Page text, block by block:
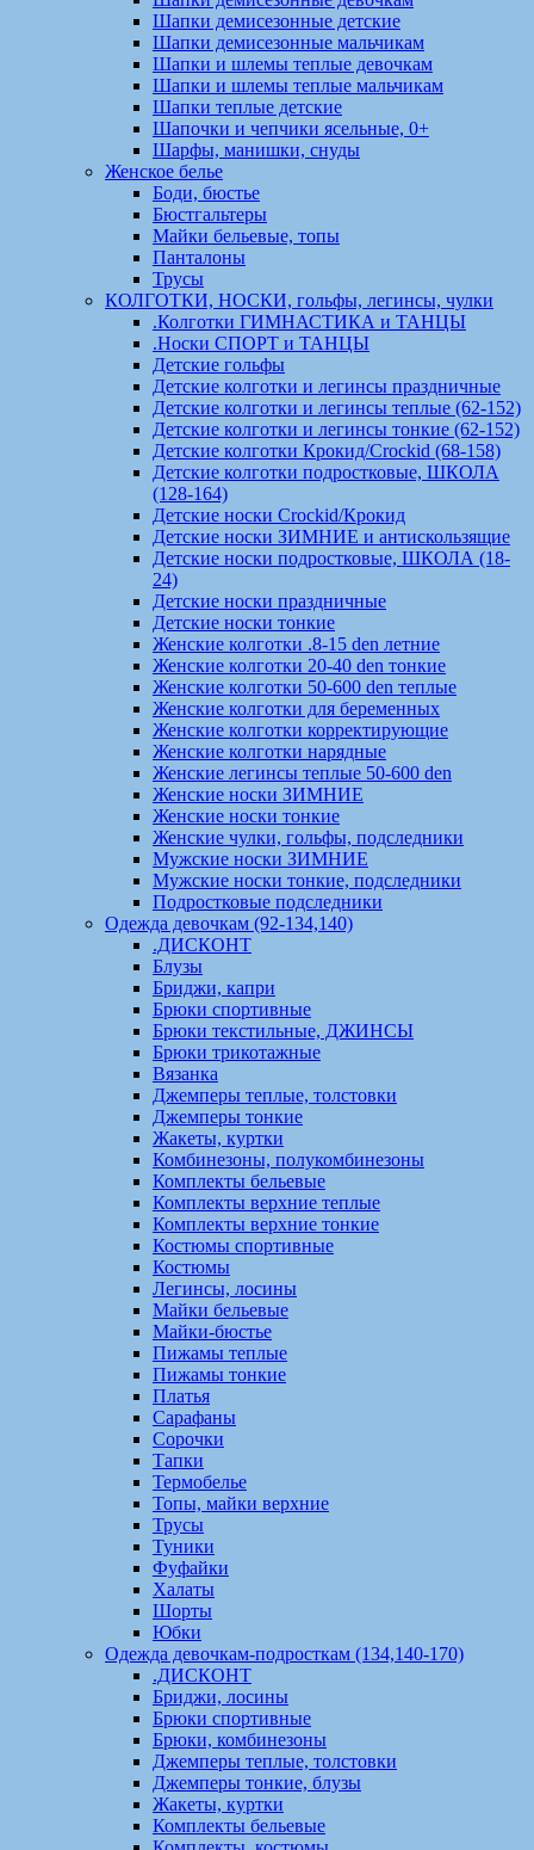
Шапки демисезонные детские
Шапки демисезонные мальчикам
Шапки и шлемы теплые девочкам
Шапки и шлемы теплые мальчикам
Шапки теплые детские
Шапочки и чепчики ясельные, 0+
Шарфы, манишки, снуды
Женское белье
Боди, бюстье
Бюстгальтеры
Майки бельевые, топы
Панталоны
Трусы
КОЛГОТКИ, НОСКИ, гольфы, легинсы, чулки
.Колготки ГИМНАСТИКА и ТАНЦЫ
.Носки СПОРТ и ТАНЦЫ
Детские гольфы
Детские колготки и легинсы праздничные
Детские колготки и легинсы теплые (62-152)
Детские колготки и легинсы тонкие (62-152)
Детские колготки Крокид/Crockid (68-158)
Детские колготки подростковые, ШКОЛА
(128-164)
Детские носки Crockid/Крокид
Детские носки ЗИМНИЕ и антискользящие
Детские носки подростковые, ШКОЛА (18-
24)
Детские носки праздничные
Детские носки тонкие
Женские колготки .8-15 den летние
Женские колготки 20-40 den тонкие
Женские колготки 50-600 den теплые
Женские колготки для беременных
Женские колготки корректирующие
Женские колготки нарядные
Женские легинсы теплые 50-600 den
Женские носки ЗИМНИЕ
Женские носки тонкие
Женские чулки, гольфы, подследники
Мужские носки ЗИМНИЕ
Мужские носки тонкие, подследники
Подростковые подследники
Одежда девочкам (92-134,140)
.ДИСКОНТ
Блузы
Бриджи, капри
Брюки спортивные
Брюки текстильные, ДЖИНСЫ
Брюки трикотажные
Вязанка
Джемперы теплые, толстовки
Джемперы тонкие
Жакеты, куртки
Комбинезоны, полукомбинезоны
Комплекты бельевые
Комплекты верхние теплые
Комплекты верхние тонкие
Костюмы спортивные
Костюмы
Легинсы, лосины
Майки бельевые
Майки-бюстье
Пижамы теплые
Пижамы тонкие
Платья
Сарафаны
Сорочки
Тапки
Термобелье
Топы, майки верхние
Трусы
Туники
Фуфайки
Халаты
Шорты
Юбки
Одежда девочкам-подросткам (134,140-170)
.ДИСКОНТ
Бриджи, лосины
Брюки спортивные
Брюки, комбинезоны
Джемперы теплые, толстовки
Джемперы тонкие, блузы
Жакеты, куртки
Комплекты бельевые